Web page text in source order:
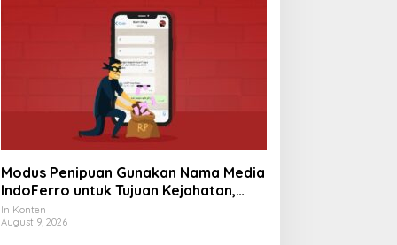
Modus Penipuan Gunakan Nama Media
IndoFerro untuk Tujuan Kejahatan,
Waspadalah!
In Konten
August 9, 2026